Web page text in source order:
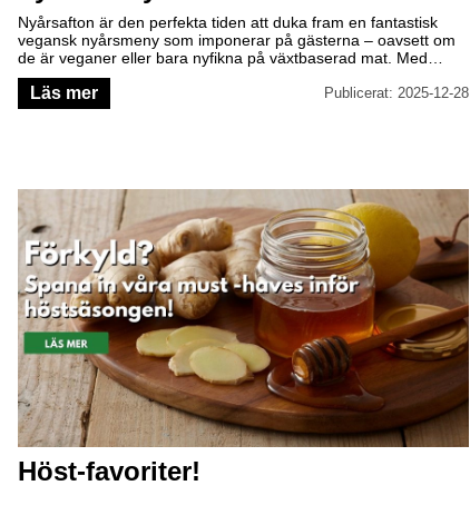
Nyårsafton är den perfekta tiden att duka fram en fantastisk
vegansk nyårsmeny som imponerar på gästerna – oavsett om
de är veganer eller bara nyfikna på växtbaserad mat. Med
enkla ingredienser och lite kreativitet kan du skapa en elegant
och smakrik middag som passar kvällen till ära.
Läs mer Publicerat: 2025-12-28
Höst-favoriter!